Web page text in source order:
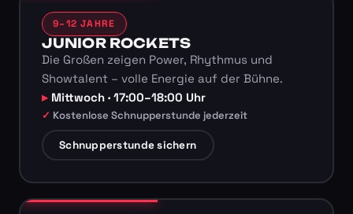
9–12 JAHRE
JUNIOR ROCKETS
Die Großen zeigen Power, Rhythmus und
Showtalent – volle Energie auf der Bühne.
Mittwoch · 17:00–18:00 Uhr
Kostenlose Schnupperstunde jederzeit
Schnupperstunde sichern